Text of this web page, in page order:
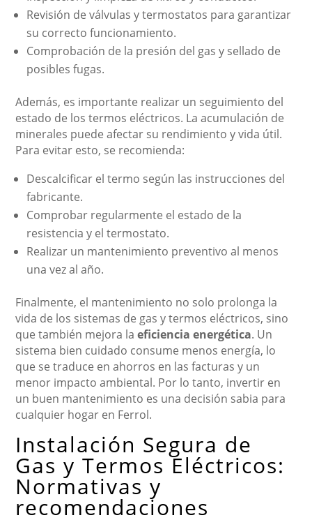
Revisión de válvulas y termostatos para garantizar
su correcto funcionamiento.
Comprobación de la presión del gas y sellado de
posibles fugas.
Además, es importante realizar un seguimiento del
estado de los termos eléctricos. La acumulación de
minerales puede afectar su rendimiento y vida útil.
Para evitar esto, se recomienda:
Descalcificar el termo según las instrucciones del
fabricante.
Comprobar regularmente el estado de la
resistencia y el termostato.
Realizar un mantenimiento preventivo al menos
una vez al año.
Finalmente, el mantenimiento no solo prolonga la
vida de los sistemas de gas y termos eléctricos, sino
que también mejora laeficiencia energética. Un
sistema bien cuidado consume menos energía, lo
que se traduce en ahorros en las facturas y un
menor impacto ambiental. Por lo tanto, invertir en
un buen mantenimiento es una decisión sabia para
cualquier hogar en Ferrol.
Instalación Segura de
Gas y Termos Eléctricos:
Normativas y
recomendaciones